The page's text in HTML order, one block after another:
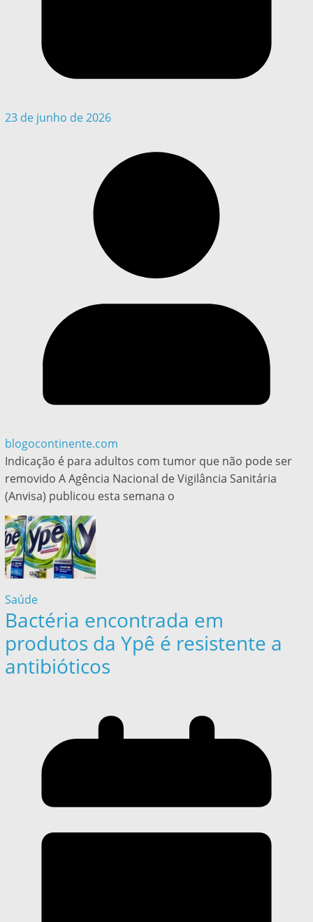
23 de junho de 2026
blogocontinente.com
Indicação é para adultos com tumor que não pode ser
removido A Agência Nacional de Vigilância Sanitária
(Anvisa) publicou esta semana o
Saúde
Bactéria encontrada em
produtos da Ypê é resistente a
antibióticos